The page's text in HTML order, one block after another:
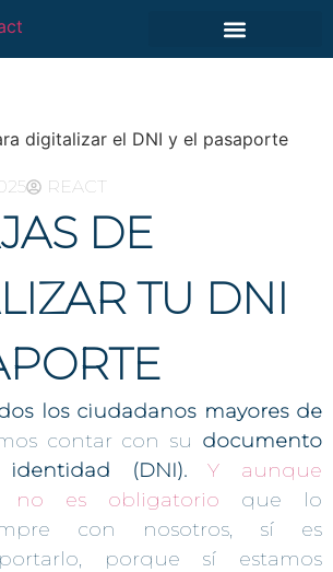
REACT
DE
TU DNI
los ciudadanos mayores de
contar con su documento
identidad (DNI).Y aunque
no es obligatorio que lo
con nosotros, sí es
porque sí estamos